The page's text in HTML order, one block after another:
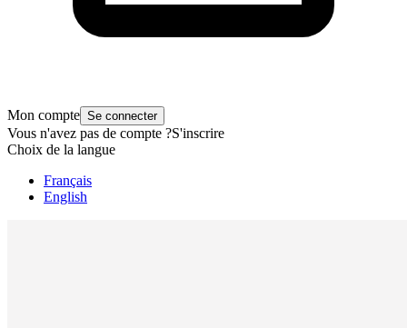
Mon compte Se connecter
Vous n'avez pas de compte ?S'inscrire
Choix de la langue
Français
English